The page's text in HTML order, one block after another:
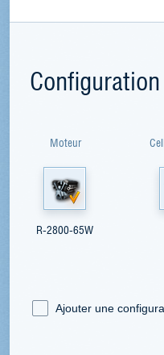
Moteur
R-2800-65W
Ajouter une